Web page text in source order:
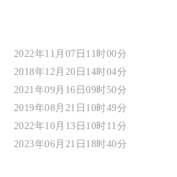
2022年11月07日11时00分
2018年12月20日14时04分
2021年09月16日09时50分
2019年08月21日10时49分
2022年10月13日10时11分
2023年06月21日18时40分